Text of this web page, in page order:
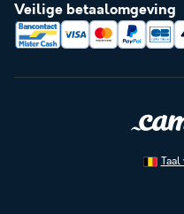
Veilige betaalomgeving